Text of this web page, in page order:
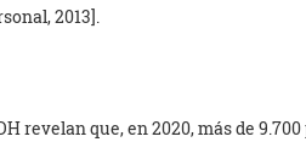
2013].
revelan que, en 2020, más de